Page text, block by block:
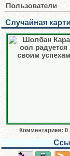
Пользователи
Случайная
Комментариев: 0